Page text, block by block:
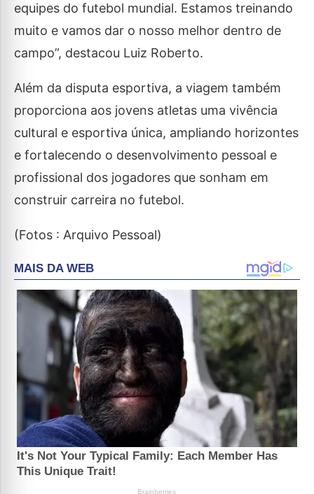
equipes do futebol mundial. Estamos treinando
muito e vamos dar o nosso melhor dentro de
campo”, destacou Luiz Roberto.
Além da disputa esportiva, a viagem também
proporciona aos jovens atletas uma vivência
cultural e esportiva única, ampliando horizontes
e fortalecendo o desenvolvimento pessoal e
profissional dos jogadores que sonham em
construir carreira no futebol.
(Fotos : Arquivo Pessoal)